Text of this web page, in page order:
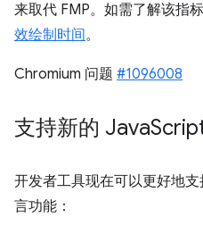
来取代 FMP。如需了解该指
效绘制时间。
Chromium 问题 #1096008
支持新的 Java
开发者工具现在可以更好地
言功能：